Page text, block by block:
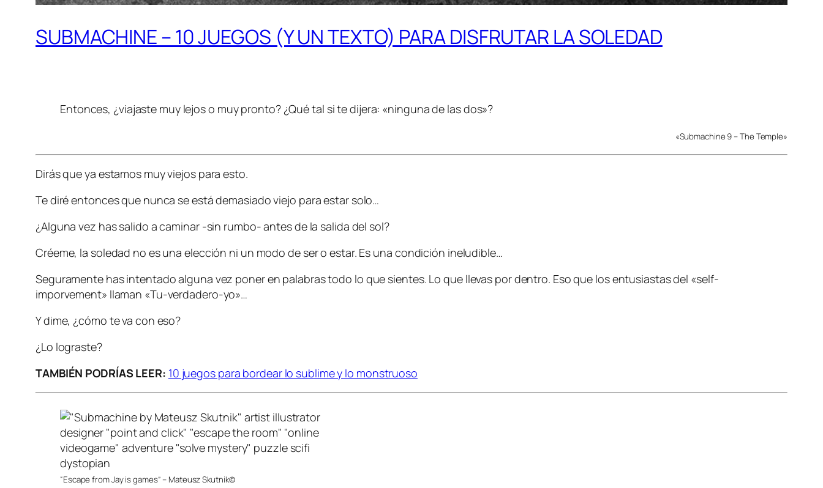
SUBMACHINE – 10 JUEGOS (Y UN TEXTO) PARA DISFRUTAR LA SOLEDAD
Entonces, ¿viajaste muy lejos o muy pronto? ¿Qué tal si te dijera: «ninguna de las dos»?
«Submachine 9 – The Temple»
Dirás que ya estamos muy viejos para esto.
Te diré entonces que nunca se está demasiado viejo para estar solo…
¿Alguna vez has salido a caminar -sin rumbo- antes de la salida del sol?
Créeme, la soledad no es una elección ni un modo de ser o estar. Es una condición ineludible…
Seguramente has intentado alguna vez poner en palabras todo lo que sientes. Lo que llevas por dentro. Eso que los entusiastas del «self-
imporvement» llaman «Tu-verdadero-yo»…
Y dime, ¿cómo te va con eso?
¿Lo lograste?
TAMBIÉN PODRÍAS LEER: 10 juegos para bordear lo sublime y lo monstruoso
“Escape from Jay is games” – Mateusz Skutnik©